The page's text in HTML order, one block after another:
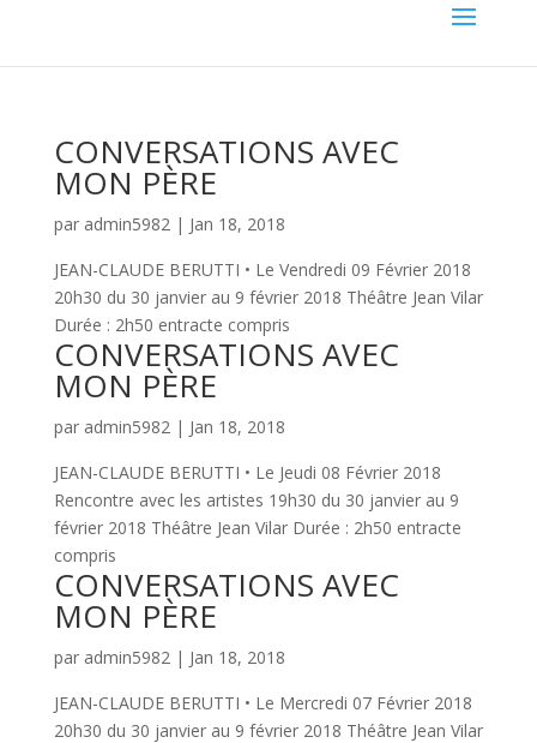
CONVERSATIONS AVEC
MON PÈRE
par admin5982| Jan 18, 2018
JEAN-CLAUDE BERUTTI • Le Vendredi 09 Février 2018
20h30 du 30 janvier au 9 février 2018 Théâtre Jean Vilar
Durée : 2h50 entracte compris
CONVERSATIONS AVEC
MON PÈRE
par admin5982| Jan 18, 2018
JEAN-CLAUDE BERUTTI • Le Jeudi 08 Février 2018
Rencontre avec les artistes 19h30 du 30 janvier au 9
février 2018 Théâtre Jean Vilar Durée : 2h50 entracte
compris
CONVERSATIONS AVEC
MON PÈRE
par admin5982| Jan 18, 2018
JEAN-CLAUDE BERUTTI • Le Mercredi 07 Février 2018
20h30 du 30 janvier au 9 février 2018 Théâtre Jean Vilar